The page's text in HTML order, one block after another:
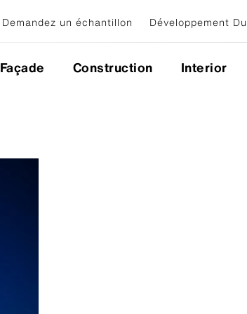
Demandez un échantillon Développement
Façade Construction Interior